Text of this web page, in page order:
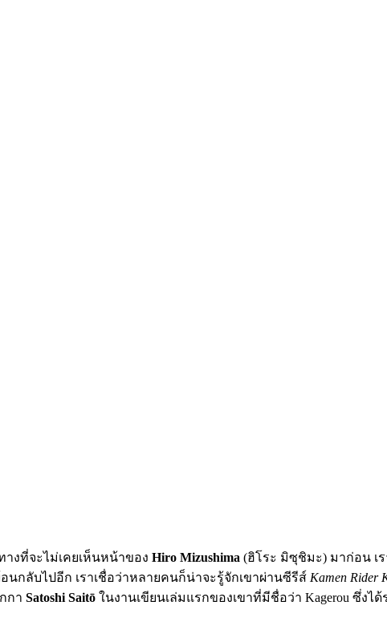
งที่จะไม่เคยเห็นหน้าของ Hiro Mizushima (ฮิโระ มิซุชิมะ) มาก่อน เร
นกลับไปอีก เราเชื่อว่าหลายคนก็น่าจะรู้จักเขาผ่านซีรีส์ Kamen Rider
กา Satoshi Saitō ในงานเขียนเล่มแรกของเขาที่มีชื่อว่า Kagerou ซึ่งได้ร